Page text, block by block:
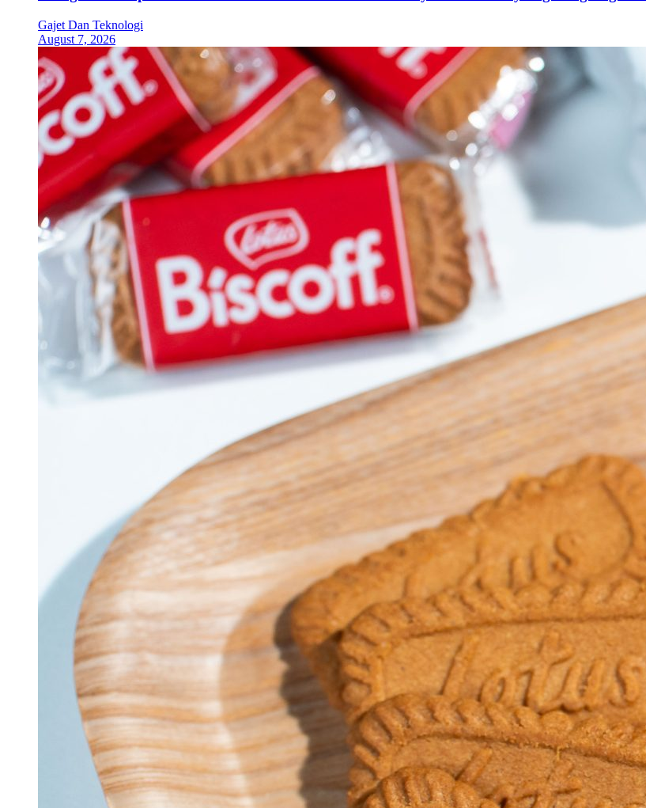
Gajet Dan Teknologi
August 7, 2026